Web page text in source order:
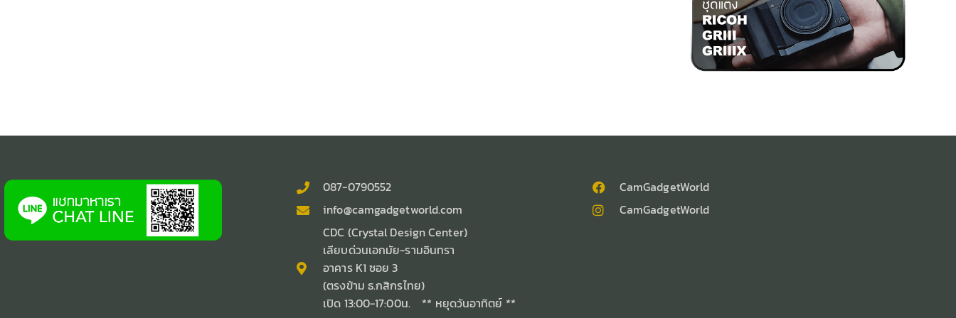
087-0790552
info@camgadgetworld.com
CDC (Crystal Design Center)
เลียบด่วนเอกมัย-รามอินทรา
อาคาร K1 ซอย 3
(ตรงข้าม ธ.กสิกรไทย)
เปิด 13:00-17:00น. ** หยุดวันอาทิตย์ **
CamGadgetWorld
CamGadgetWorld